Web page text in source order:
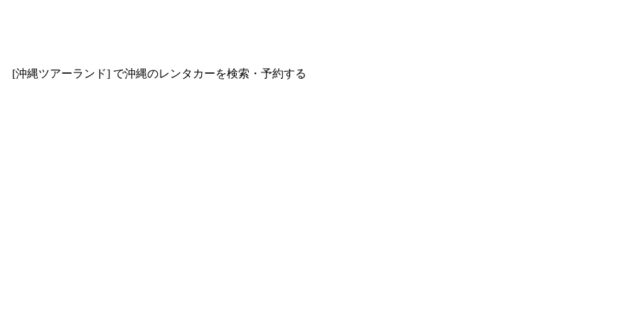
[沖縄ツアーランド] で沖縄のレンタカーを検索・予約する